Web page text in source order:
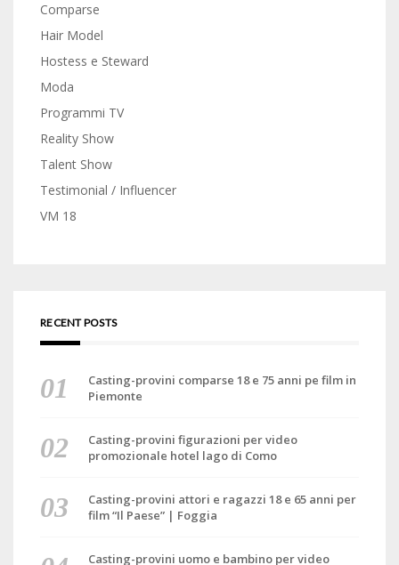
Comparse
Hair Model
Hostess e Steward
Moda
Programmi TV
Reality Show
Talent Show
Testimonial / Influencer
VM 18
RECENT POSTS
Casting-provini comparse 18 e 75 anni pe film in
Piemonte
Casting-provini figurazioni per video
promozionale hotel lago di Como
Casting-provini attori e ragazzi 18 e 65 anni per
film “Il Paese” | Foggia
Casting-provini uomo e bambino per video